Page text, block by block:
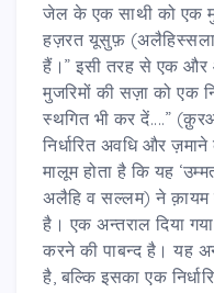
जेल के एक साथी को एक
हज़रत यूसुफ़
हैं।” इसी तरह से एक और
मुजरिमों की सज़ा को एक
स्थगित भी कर दें....”
निर्धारित अवधि और
मालूम होता है कि यह
अलैहि व सल्लम) ने क़ायम
है। एक अन्तराल दिया
करने की पाबन्द है। यह
है, बल्कि इसका एक